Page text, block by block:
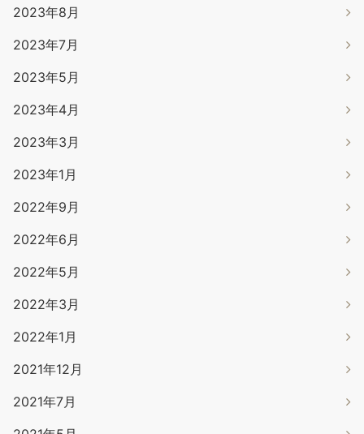
2023年8月
2023年7月
2023年5月
2023年4月
2023年3月
2023年1月
2022年9月
2022年6月
2022年5月
2022年3月
2022年1月
2021年12月
2021年7月